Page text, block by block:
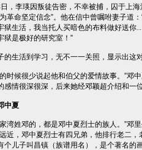
李瑛因叛徒告密，不幸被捕，囚于上海
革命坚定信念”。他在信中曾嘱咐妻子道
狱生活，我当托人买暗色的布料做好送
狱是极好的研究室！”
生活到学习，无不一一关照，显示出这对
候很少说起他和伯父的爱情故事。”邓
感情很深很深，后来她经邓颖超介绍和一
中夏
姓邓的，都是邓中夏烈士的族人。”邓
近，邓中夏烈士有四兄弟，他排行老二
个儿子叫昌镇（族谱用名），是个著名的